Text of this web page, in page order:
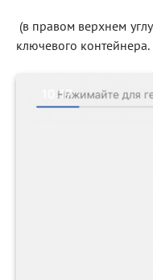
(в правом верхнем
ключевого контейнера.